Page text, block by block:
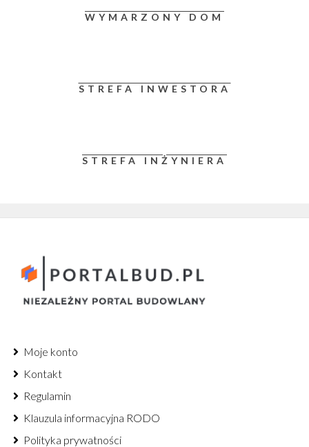
WYMARZONY DOM
STREFA INWESTORA
STREFA INŻYNIERA
Moje konto
Kontakt
Regulamin
Klauzula informacyjna RODO
Polityka prywatności